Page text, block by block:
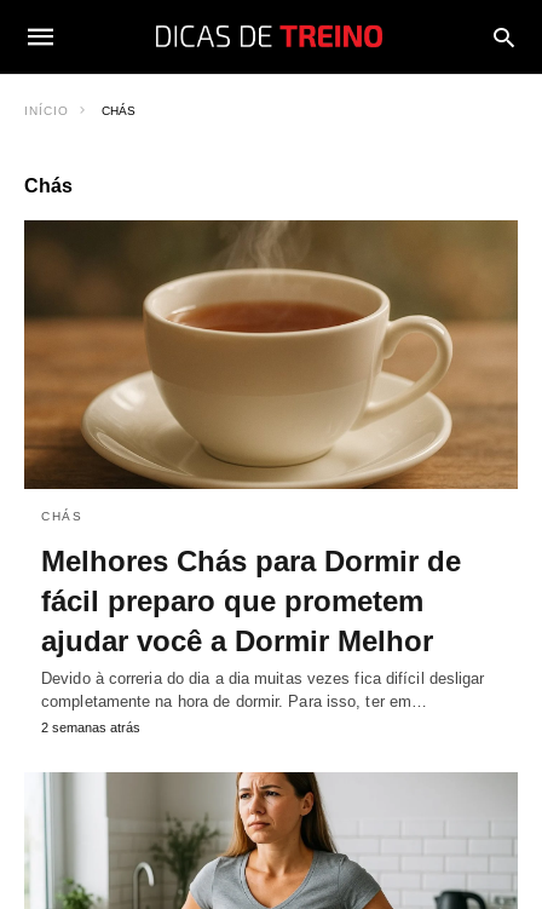
INÍCIO CHÁS
Chás
CHÁS
Melhores Chás para Dormir de
fácil preparo que prometem
ajudar você a Dormir Melhor
Devido à correria do dia a dia muitas vezes fica difícil desligar
completamente na hora de dormir. Para isso, ter em…
2 semanas atrás